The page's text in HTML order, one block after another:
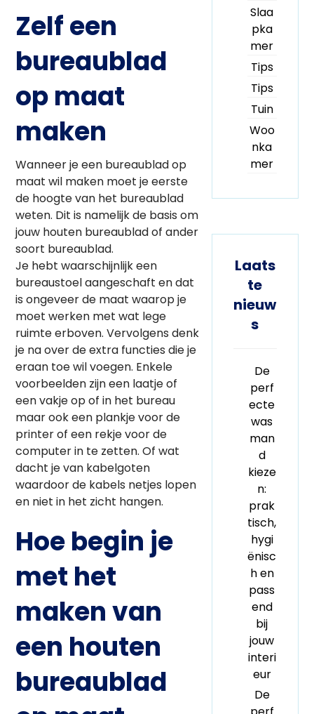
Zelf een
bureaublad
op maat
maken
Wanneer je een bureaublad op
maat wil maken moet je eerste
de hoogte van het bureaublad
weten. Dit is namelijk de basis om
jouw houten bureaublad of ander
soort bureaublad.
Je hebt waarschijnlijk een
bureaustoel aangeschaft en dat
is ongeveer de maat waarop je
moet werken met wat lege
ruimte erboven. Vervolgens denk
je na over de extra functies die je
eraan toe wil voegen. Enkele
voorbeelden zijn een laatje of
een vakje op of in het bureau
maar ook een plankje voor de
printer of een rekje voor de
computer in te zetten. Of wat
dacht je van kabelgoten
waardoor de kabels netjes lopen
en niet in het zicht hangen.
Hoe begin je
met het
maken van
een houten
bureaublad
Slaa
pka
mer
Tips
Tips
Tuin
Woo
nka
mer
Laats
te
nieuw
s
De
perf
ecte
was
man
d
kieze
n:
prak
tisch,
hygi
ënisc
h en
pass
end
bij
jouw
interi
eur
De